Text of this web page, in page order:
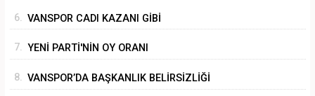
6. VANSPOR CADI KAZANI GİBİ
7. YENİ PARTİ'NİN OY ORANI
8. VANSPOR’DA BAŞKANLIK BELİRSİZLİĞİ